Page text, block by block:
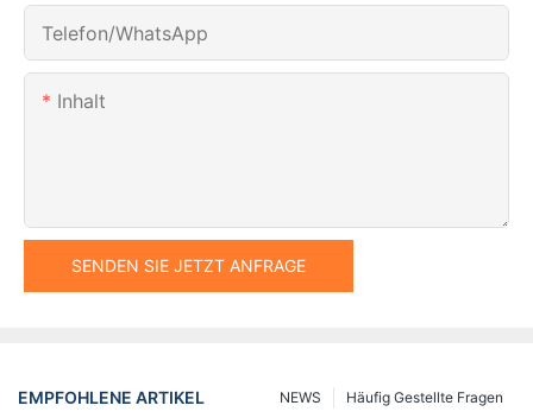
Telefon/WhatsApp
Inhalt
SENDEN SIE JETZT ANFRAGE
EMPFOHLENE ARTIKEL Häufig Gestellte Fragen
NEWS